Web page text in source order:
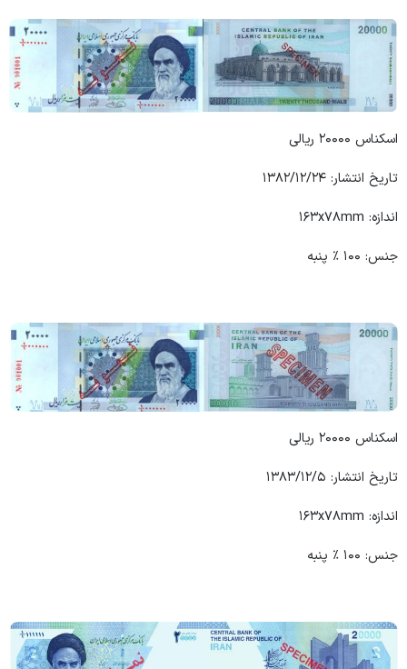
اسکناس ۲۰۰۰۰ ریالی
تاریخ انتشار: ۱۳۸۲/۱۲/۲۴
اندازه: ۱۶۳x۷۸mm
جنس: ۱۰۰ ٪ پنبه
اسکناس ۲۰۰۰۰ ریالی
تاریخ انتشار: ۱۳۸۳/۱۲/۵
اندازه: ۱۶۳x۷۸mm
جنس: ۱۰۰ ٪ پنبه